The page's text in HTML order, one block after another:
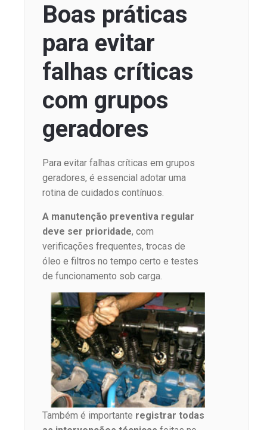
Boas práticas
para evitar
falhas críticas
com grupos
geradores
Para evitar falhas críticas em grupos
geradores, é essencial adotar uma
rotina de cuidados contínuos.
A manutenção preventiva regular
deve ser prioridade, com
verificações frequentes, trocas de
óleo e filtros no tempo certo e testes
de funcionamento sob carga.
Também é importante registrar todas